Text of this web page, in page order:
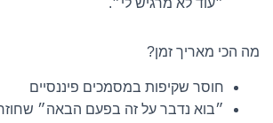
״עוד לא מרגיש לי״.
מה הכי מאריך זמן?
חוסר שקיפות במסמכים פיננסיים
״בוא נדבר על זה בפעם הבאה״ שחוזר